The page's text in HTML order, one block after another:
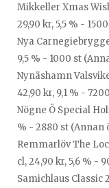
Mikkeller Xmas
29,90 kr, 5,5 % -
Nya
9,5 % - 1000 st
Nynäshamn
42,90 kr, 9,1 % -
Nögne Ö Special
% - 2880 st (Annan
Remmarlöv The
cl, 24,90 kr, 5,6 % -
Samichlaus Classic